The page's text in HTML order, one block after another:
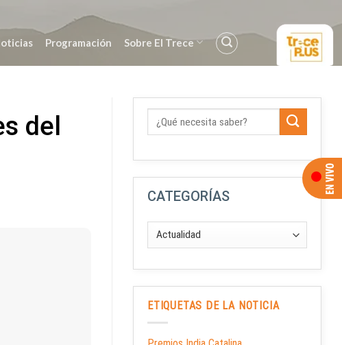
Programación Sobre El Trece
del
CATEGORÍAS
ETIQUETAS DE LA NOTICIA